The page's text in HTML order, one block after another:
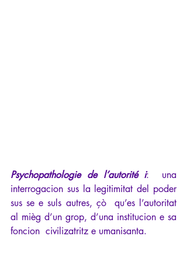
Psychopathologie de l’autorité i:  una
interrogacion sus la legitimitat del poder
sus se e suls autres, çò  qu’es l’autoritat
al mièg d’un grop, d’una institucion e sa
foncion  civilizatritz e umanisanta.